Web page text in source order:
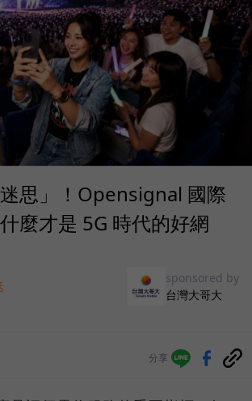
思」！Opensignal 國際
麼才是 5G 時代的好網
sponsored by
台灣大哥大
分享